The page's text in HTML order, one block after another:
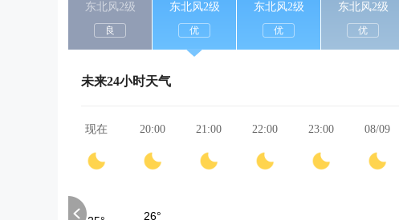
东北风2级
良
东北风2级
优
东北风2级
优
东北风2级
优
未来24小时天气
现在 20:00 21:00 22:00 23:00 08/09